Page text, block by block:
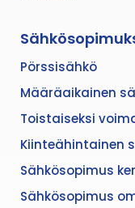
Pörssisähkö
Määräaikainen
Toistaiseksi
Kiinteähintainen
Sähkösopimus
Sähkösopimus